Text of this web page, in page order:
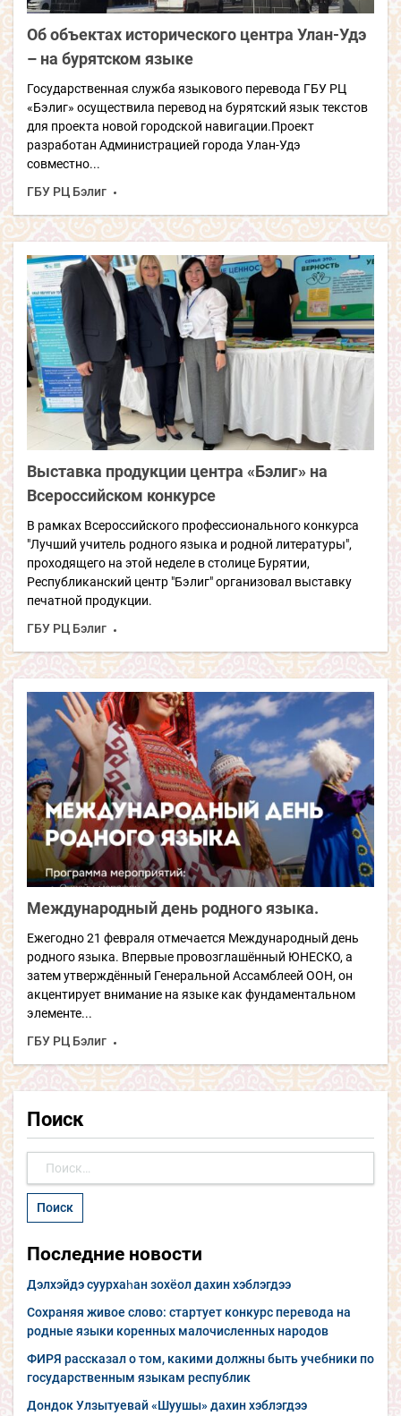
Об объектах исторического центра Улан-Удэ
– на бурятском языке
Государственная служба языкового перевода ГБУ РЦ
«Бэлиг» осуществила перевод на бурятский язык текстов
для проекта новой городской навигации.Проект
разработан Администрацией города Улан-Удэ
совместно...
ГБУ РЦ Бэлиг
Выставка продукции центра «Бэлиг» на
Всероссийском конкурсе
В рамках Всероссийского профессионального конкурса
"Лучший учитель родного языка и родной литературы",
проходящего на этой неделе в столице Бурятии,
Республиканский центр "Бэлиг" организовал выставку
печатной продукции.
ГБУ РЦ Бэлиг
Международный день родного языка.
Ежегодно 21 февраля отмечается Международный день
родного языка. Впервые провозглашённый ЮНЕСКО, а
затем утверждённый Генеральной Ассамблеей ООН, он
акцентирует внимание на языке как фундаментальном
элементе...
ГБУ РЦ Бэлиг
Поиск
Найти:
Последние новости
Дэлхэйдэ суурхаһан зохёол дахин хэблэгдээ
Сохраняя живое слово: стартует конкурс перевода на
родные языки коренных малочисленных народов
ФИРЯ рассказал о том, какими должны быть учебники по
государственным языкам республик
Дондок Улзытуевай «Шуушы» дахин хэблэгдээ